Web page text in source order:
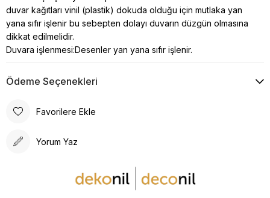
duvar kağıtları vinil (plastik) dokuda olduğu için mutlaka yan
yana sıfır işlenir bu sebepten dolayı duvarın düzgün olmasına
dikkat edilmelidir.
Duvara işlenmesi:Desenler yan yana sıfır işlenir.
Ödeme Seçenekleri
Favorilere Ekle
Yorum Yaz